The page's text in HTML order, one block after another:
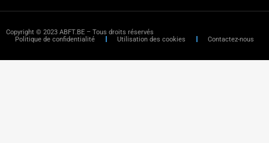
Copyright © 2023 ABFT.BE – Tous droits réservés
Politique de confidentialité
Utilisation des cookies Contactez-nous